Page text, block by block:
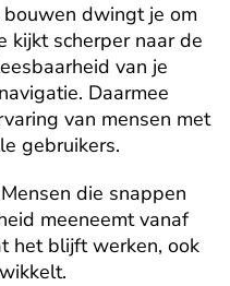
dwingt je om
kijkt scherper naar de
van je
Daarmee
van mensen met
gebruikers.
die snappen
meeneemt vanaf
het blijft werken, ook